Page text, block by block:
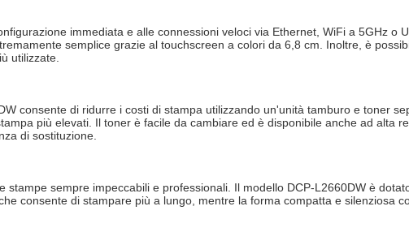
immediata e alle connessioni veloci via Ethernet, WiFi a 5GHz o
semplice grazie al touchscreen a colori da 6,8 cm. Inoltre, è
utilizzate.
consente di ridurre i costi di stampa utilizzando un'unità tamburo e toner
più elevati. Il toner è facile da cambiare ed è disponibile anche ad alta
di sostituzione.
stampe sempre impeccabili e professionali. Il modello DCP-L2660DW è
consente di stampare più a lungo, mentre la forma compatta e silenziosa